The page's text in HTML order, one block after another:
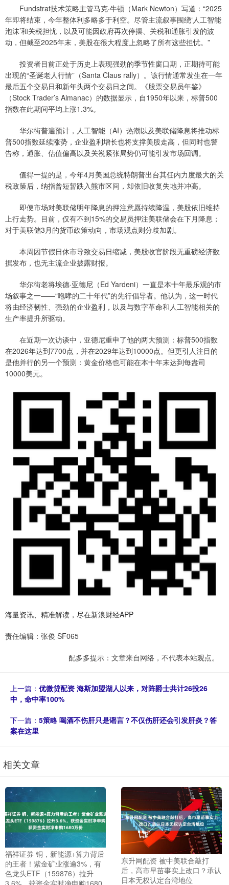
Fundstrat技术策略主管马克·牛顿（Mark Newton）写道：“2025
年即将结束，今年整体利多略多于利空。尽管主流叙事围绕‘人工智能
泡沫’和关税担忧，以及可能因政府再次停摆、关税和通胀引发的波
动，但截至2025年末，美股在很大程度上忽略了所有这些担忧。”
投资者目前正处于历史上表现强劲的季节性窗口期，正期待可能
出现的“圣诞老人行情”（Santa Claus rally）。该行情通常发生在一年
最后五个交易日和新年头两个交易日之间。《股票交易员年鉴》
（Stock Trader’s Almanac）的数据显示，自1950年以来，标普500
指数在此期间平均上涨1.3%。
华尔街普遍预计，人工智能（AI）热潮以及美联储降息将推动标
普500指数延续涨势，企业盈利增长也将支撑美股走高，但同时也警
告称，通胀、估值偏高以及关祱紧张局势仍可能引发市场回调。
值得一提的是，今年4月美国总统特朗普出台其任内力度最大的关
税政策后，纳指曾短暂跌入熊市区间，却依旧收复失地并冲高。
即便市场对美联储明年降息的押注意愿持续降温，美股依旧维持
上行走势。目前，仅有不到15%的交易员押注美联储会在下月降息；
对于美联储3月的货币政策动向，市场观点则分歧加剧。
本周因节假日休市导致交易日缩减，美股收官阶段无重磅经济数
据发布，也无主流企业披露财报。
华尔街老将埃德·亚德尼（Ed Yardeni）一直是本十年最乐观的市
场叙事之一——“咆哮的二十年代”的先行倡导者。他认为，这一时代
将由经济韧性、强劲的企业盈利，以及与数字革命和人工智能相关的
生产率提升所驱动。
在近期一次访谈中，亚德尼重申了他的两大预测：标普500指数
在2026年达到7700点，并在2029年达到10000点。但更引人注目的
是他并行的另一个预测：黄金价格也可能在本十年末达到每盎司
10000美元。
海量资讯、精准解读，尽在新浪财经APP
责任编辑：张俊 SF065
配多多提示：文章来自网络，不代表本站观点。
上一篇： 优微贷配资 海斯加盟湖人以来，对阵爵士共计26投26
中，命中率100%
下一篇： 5策略 喝酒不伤肝只是谣言？不仅伤肝还会引发肝炎？答
案在这里
相关文章
福祥证券 铜，新能源+算力背后
的王者！紫金矿业涨逾3%，有
色龙头ETF（159876）拉升
东升网配资 被中美联合敲打
后，高市早苗事实上改口？承认
日本无权认定台湾地位